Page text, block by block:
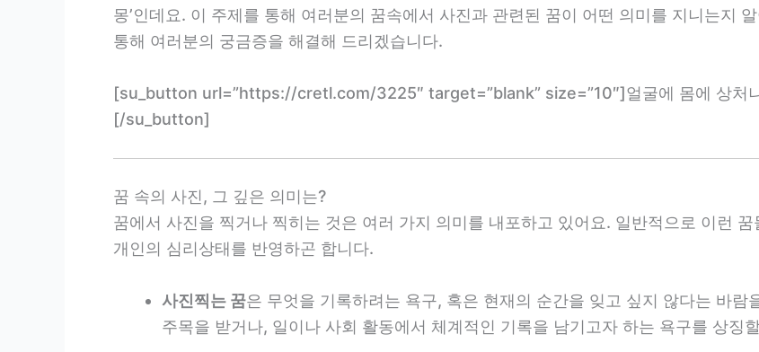
몽’인데요. 이 주제를 통해 여러분의 꿈속에서 사진과 관련된 꿈이 어떤 의미를 지니는지
통해 여러분의 궁금증을 해결해 드리겠습니다.
[su_button url=”https://cretl.com/3225″ target=”blank” size=”10″]얼굴에 몸에 상처
[/su_button]
꿈 속의 사진, 그 깊은 의미는?
꿈에서 사진을 찍거나 찍히는 것은 여러 가지 의미를 내포하고 있어요. 일반적으로 이런
개인의 심리상태를 반영하곤 합니다.
사진찍는 꿈은 무엇을 기록하려는 욕구, 혹은 현재의 순간을 잊고 싶지 않다는 바
주목을 받거나, 일이나 사회 활동에서 체계적인 기록을 남기고자 하는 욕구를 상징